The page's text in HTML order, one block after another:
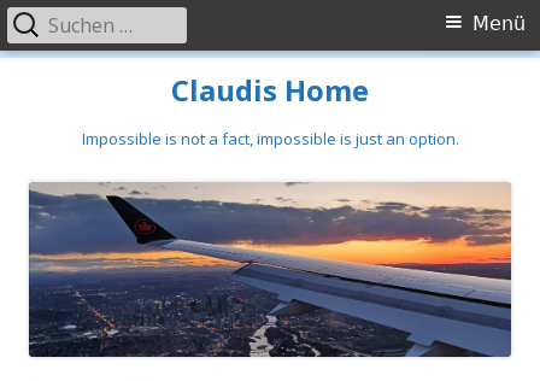
Claudis Home
Impossible is not a fact, impossible is just an option.
Primäres
Menü
Suchen
nach: